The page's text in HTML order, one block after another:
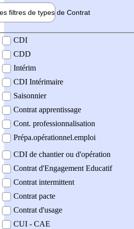
filtres de types de Contrat
contrat
CDI
CDD
Intérim
CDI Intérimaire
Saisonnier
Contrat apprentissage
Cont. professionnalisation
Prépa.opérationnel.emploi
CDI de chantier ou d'opération
Contrat d'Engagement Educatif
Contrat intermittent
Contrat pacte
Contrat d'usage
CUI - CAE